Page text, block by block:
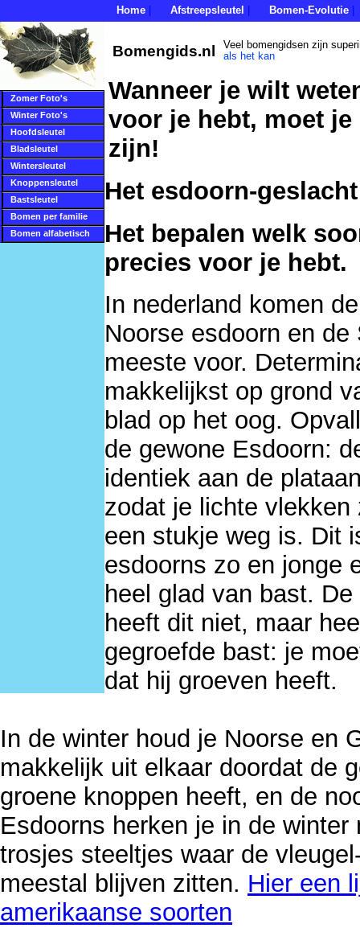
Home Afstreepsleutel Bomen-Evolutie
Zomer Foto's
Winter Foto's
Hoofdsleutel
Bladsleutel
Wintersleutel
Knoppensleutel
Bastsleutel
Bomen per familie
Bomen alfabetisch
Bomengids.nl
Veel bomengidsen zijn
als het kan
Wanneer je wilt
voor je hebt, moet
zijn!
Het esdoorn-
Het bepalen welk
precies voor je hebt.
In nederland komen
Noorse esdoorn en
meeste voor.
makkelijkst op grond
blad op het oog.
de gewone Esdoorn:
identiek aan de
zodat je lichte
een stukje weg is. Dit
esdoorns zo en jonge
heel glad van bast.
heeft dit niet, maar
gegroefde bast: je
dat hij groeven heeft.
In de winter houd je Noorse en
makkelijk uit elkaar doordat de
groene knoppen heeft, en de
Esdoorns herken je in de
trosjes steeltjes waar de
meestal blijven zitten. Hier een
amerikaanse soorten